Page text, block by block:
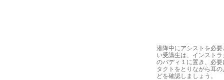
潜降中にアシストを必
い受講生は、インスト
のバディ１に置き、必
タクトをとりながら耳
どを確認しましょう。